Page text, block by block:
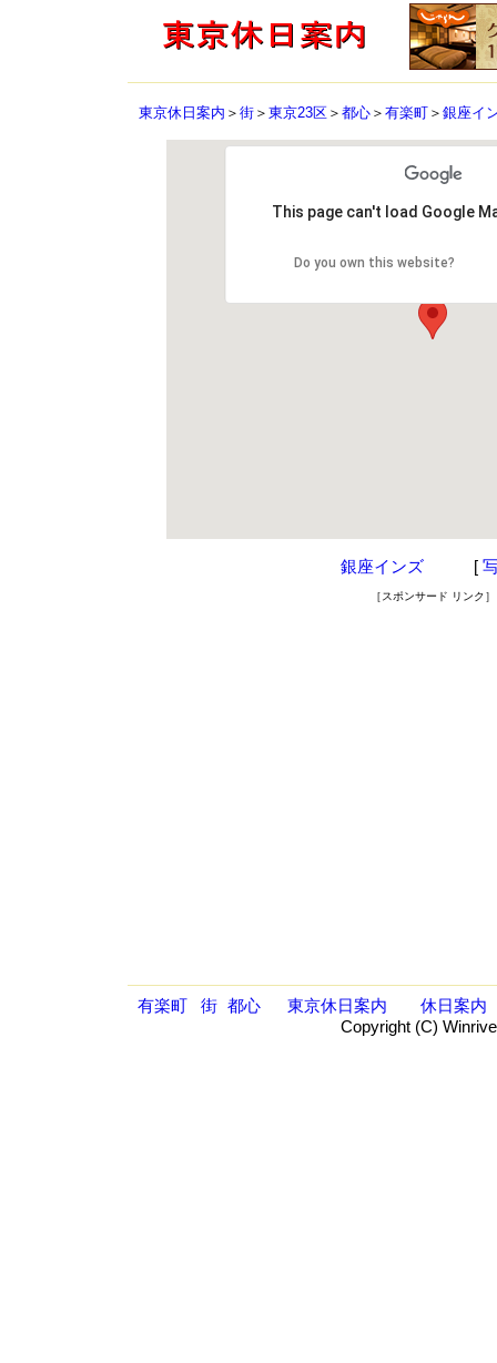
東京休日案内 ＞ 街 ＞ 東京23区 ＞ 都心 ＞ 有楽町 ＞ 銀座イ
This page can't load Google
Do you own this website?
銀座インズ [
［スポンサード リンク］
有楽町 街 都心 東京休日案内
休日案内
Copyright (C)